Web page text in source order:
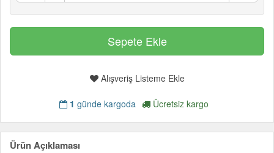
Alışveriş Listeme Ekle
1 günde kargoda Ücretsiz kargo
Ürün Açıklaması